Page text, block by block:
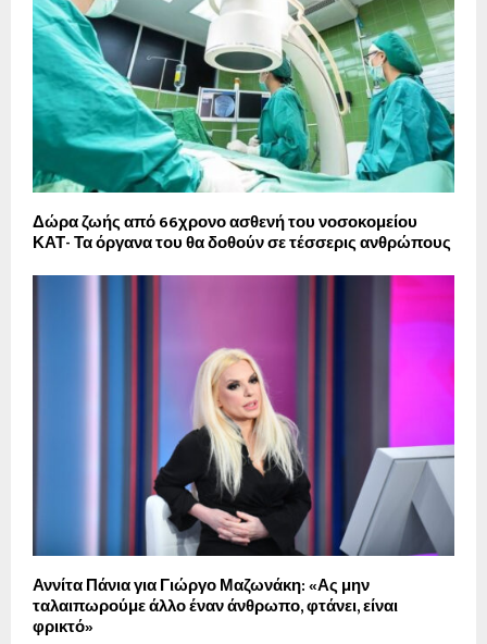
Δώρα ζωής από 66χρονο ασθενή του νοσοκομείου
ΚΑΤ- Τα όργανα του θα δοθούν σε τέσσερις ανθρώπους
Αννίτα Πάνια για Γιώργο Μαζωνάκη: «Ας μην
ταλαιπωρούμε άλλο έναν άνθρωπο, φτάνει, είναι
φρικτό»